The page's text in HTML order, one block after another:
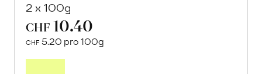
2 x 100g
CHF 10.40
CHF 5.20 pro 100g